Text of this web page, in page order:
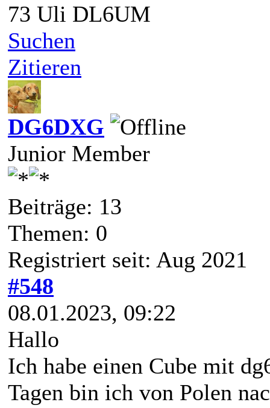
73 Uli DL6UM
Suchen
Zitieren
DG6DXG
Junior Member
Beiträge: 13
Themen: 0
Registriert seit: Aug 2021
#548
08.01.2023, 09:22
Hallo
Ich habe einen Cube mit
Tagen bin ich von Polen